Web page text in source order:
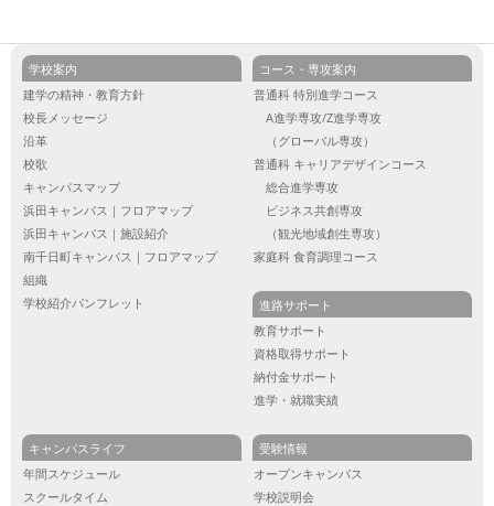
学校案内
建学の精神・教育方針
校長メッセージ
沿革
校歌
キャンパスマップ
浜田キャンパス｜フロアマップ
浜田キャンパス｜施設紹介
南千日町キャンパス｜フロアマップ
組織
学校紹介パンフレット
コース・専攻案内
普通科 特別進学コース
A進学専攻/Z進学専攻
（グローバル専攻）
普通科 キャリアデザインコース
総合進学専攻
ビジネス共創専攻
（観光地域創生専攻）
家庭科 食育調理コース
進路サポート
教育サポート
資格取得サポート
納付金サポート
進学・就職実績
キャンパスライフ
年間スケジュール
スクールタイム
受験情報
オープンキャンパス
学校説明会